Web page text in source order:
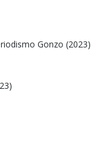
Gonzo (2023)